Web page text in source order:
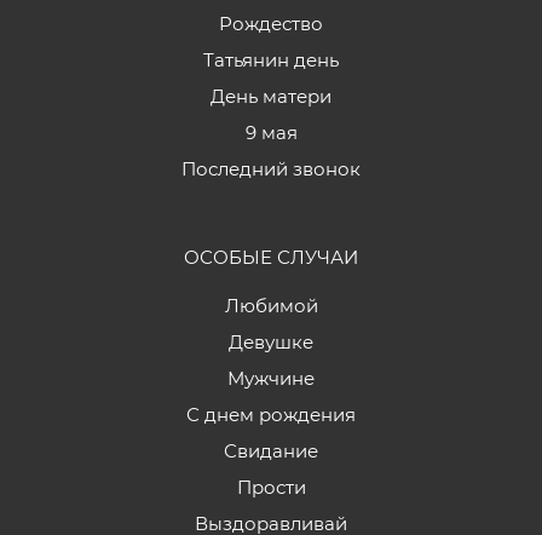
Рождество
Татьянин день
День матери
9 мая
Последний звонок
ОСОБЫЕ СЛУЧАИ
Любимой
Девушке
Мужчине
С днем рождения
Свидание
Прости
Выздоравливай